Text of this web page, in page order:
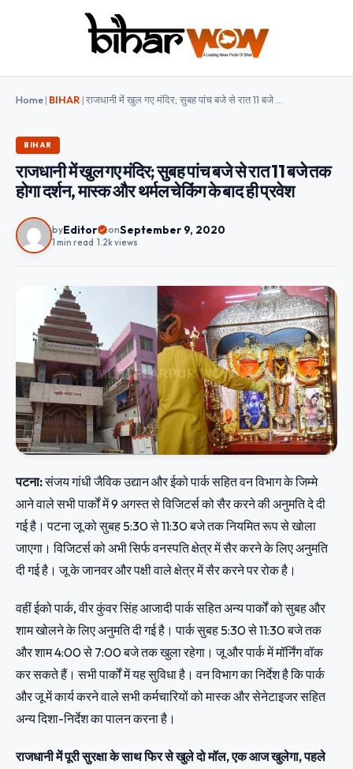
Home| BIHAR|
BIHAR
राजधानी में खुल गए मंदिर; सुबह पांच बजे से रात 11 बजे तक
होगा दर्शन, मास्क और थर्मल चेकिंग के बाद ही प्रवेश
byEditor onSeptember 9, 2020
1 min read 1.2k views
पटना:संजय गांधी जैविक उद्यान और ईको पार्क सहित वन विभाग के जिम्मे
आने वाले सभी पार्कों में 9 अगस्त से विजिटर्स को सैर करने की अनुमति दे दी
गई है। पटना जू को सुबह 5:30 से 11:30 बजे तक नियमित रूप से खोला
जाएगा। विजिटर्स को अभी सिर्फ वनस्पति क्षेत्र में सैर करने के लिए अनुमति
दी गई है। जू के जानवर और पक्षी वाले क्षेत्र में सैर करने पर रोक है।
वहीं ईको पार्क, वीर कुंवर सिंह आजादी पार्क सहित अन्य पार्कों को सुबह और
शाम खोलने के लिए अनुमति दी गई है। पार्क सुबह 5:30 से 11:30 बजे तक
और शाम 4:00 से 7:00 बजे तक खुला रहेगा। जू और पार्क में मॉर्निंग वॉक
कर सकते हैं। सभी पार्कों में यह सुविधा है। वन विभाग का निर्देश है कि पार्क
और जू में कार्य करने वाले सभी कर्मचारियों को मास्क और सेनेटाइजर सहित
अन्य दिशा-निर्देश का पालन करना है।
राजधानी में पूरी सुरक्षा के साथ फिर से खुले दो मॉल, एक आज खुलेगा, पहले